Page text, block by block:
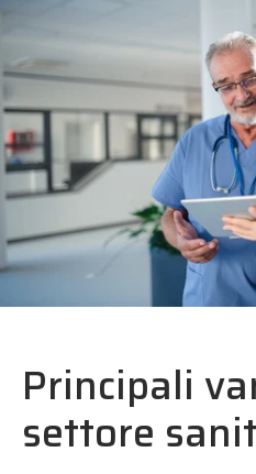
Principali
settore